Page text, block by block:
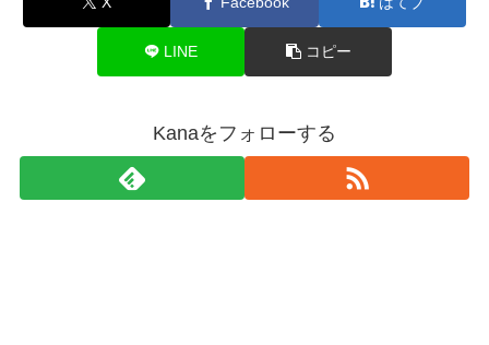
LINE コピー
Kanaをフォローする